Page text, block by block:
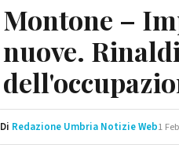
Montone –
nuove.
Di Redazione Umbria Notizie Web1